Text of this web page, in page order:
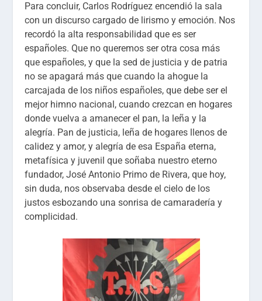
Para concluir, Carlos Rodríguez encendió la sala
con un discurso cargado de lirismo y emoción. Nos
recordó la alta responsabilidad que es ser
españoles. Que no queremos ser otra cosa más
que españoles, y que la sed de justicia y de patria
no se apagará más que cuando la ahogue la
carcajada de los niños españoles, que debe ser el
mejor himno nacional, cuando crezcan en hogares
donde vuelva a amanecer el pan, la leña y la
alegría. Pan de justicia, leña de hogares llenos de
calidez y amor, y alegría de esa España eterna,
metafísica y juvenil que soñaba nuestro eterno
fundador, José Antonio Primo de Rivera, que hoy,
sin duda, nos observaba desde el cielo de los
justos esbozando una sonrisa de camaradería y
complicidad.